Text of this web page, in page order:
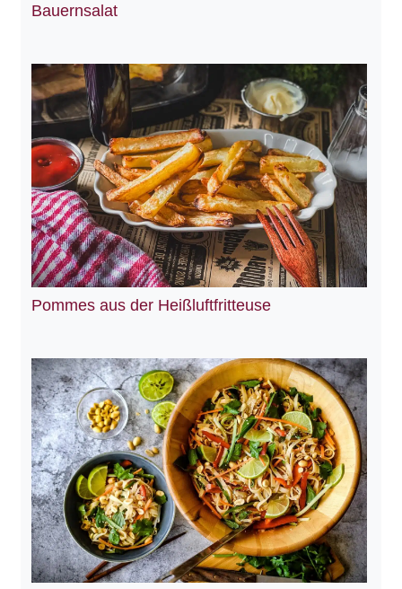
Bauernsalat
Pommes aus der Heißluftfritteuse